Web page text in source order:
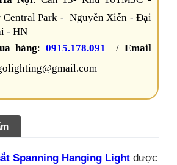
Park - Nguyễn Xiển - Đại
- HN
hàng:0915.178.091 /Email
Spanning Hanging Light được